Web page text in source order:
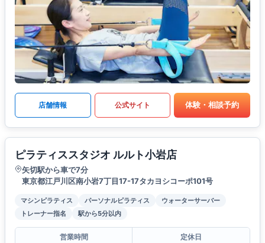
店舗情報 公式サイト 体験・相談予約
ピラティススタジオ ルルト小岩店
矢切駅から車で7分
東京都江戸川区南小岩7丁目17-17タカヨシコーポ101号
マシンピラティス パーソナルピラティス
ウォーターサーバー
トレーナー指名
駅から5分以内
営業時間
定休日